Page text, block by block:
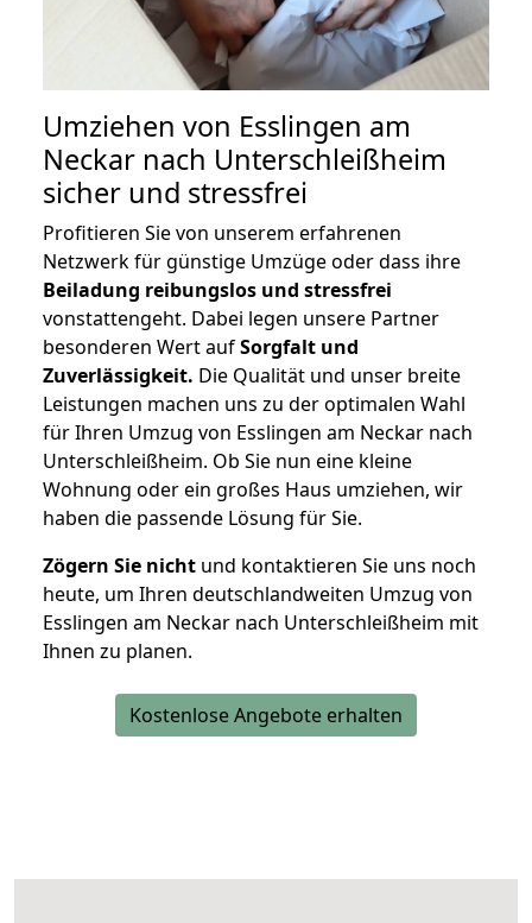
Umziehen von Esslingen am
Neckar nach Unterschleißheim
sicher und stressfrei
Profitieren Sie von unserem erfahrenen
Netzwerk für günstige Umzüge oder dass ihre
Beiladung reibungslos und stressfrei
vonstattengeht. Dabei legen unsere Partner
besonderen Wert aufSorgfalt und
Zuverlässigkeit. Die Qualität und unser breite
Leistungen machen uns zu der optimalen Wahl
für Ihren Umzug von Esslingen am Neckar nach
Unterschleißheim. Ob Sie nun eine kleine
Wohnung oder ein großes Haus umziehen, wir
haben die passende Lösung für Sie.
Zögern Sie nicht und kontaktieren Sie uns noch
heute, um Ihren deutschlandweiten Umzug von
Esslingen am Neckar nach Unterschleißheim mit
Ihnen zu planen.
Kostenlose Angebote erhalten